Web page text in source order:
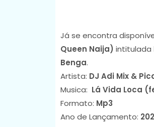
Já se encontra
Queen Naija) intitulada
Benga.
Artista: DJ Adi Mix &
Musica: Lá Vida Loca
Formato: Mp3
Ano de Lançamento: